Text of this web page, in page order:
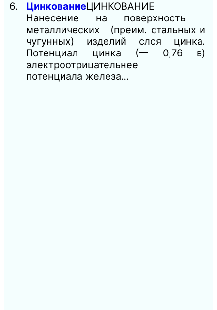
ЦинкованиеЦИНКОВАНИЕ
Нанесение на поверхность
металлических (преим. стальных и
чугунных) изделий слоя цинка.
Потенциал цинка (— 0,76 в)
электроотрицательнее
потенциала железа…